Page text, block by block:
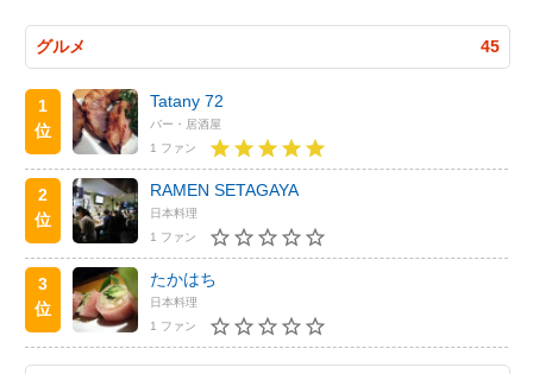
グルメ 45
1
位
Tatany 72
バー・居酒屋
1 ファン
2
位
RAMEN SETAGAYA
日本料理
1 ファン
3
位
たかはち
日本料理
1 ファン